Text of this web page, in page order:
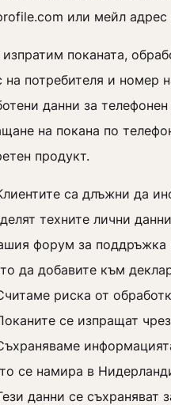
или мейл адрес
поканата,
на потребителя и номер
данни за
на покана по
продукт.
са длъжни да
техните лични
форум за поддръжка
да добавите към
риска от
се изпращат
се намира в
данни се съхраняват